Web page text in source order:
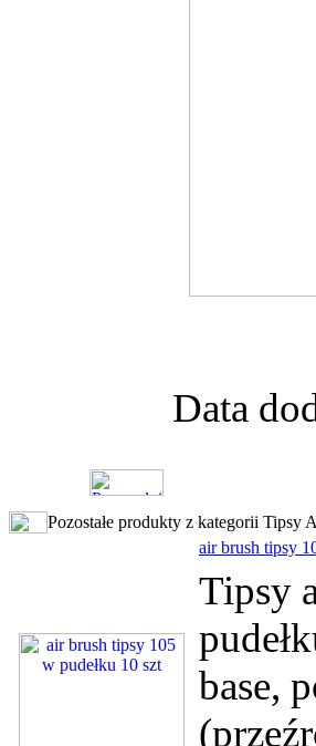
Data
Pozostałe produkty z kategorii Tipsy
air brush tipsy
Tipsy
base,